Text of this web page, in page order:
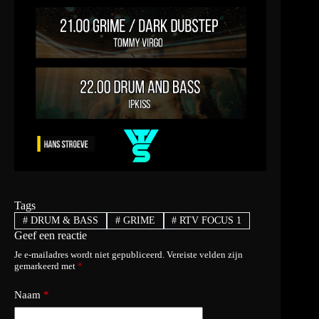
Tags
#DRUM & BASS #GRIME # RTV FOCUS 1
Geef een reactie
Je e-mailadres wordt niet gepubliceerd. Vereiste velden zijn
gemarkeerd met *
Naam *